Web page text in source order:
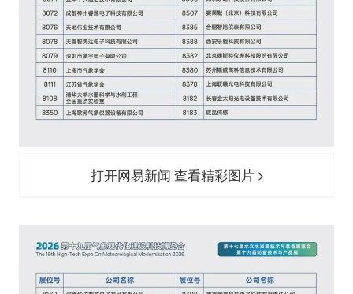
打开网易新闻 查看精彩图片